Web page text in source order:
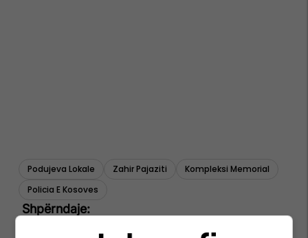
Podujeva Lokale Zahir Pajaziti
Kompleksi Memorial
Policia E Kosoves